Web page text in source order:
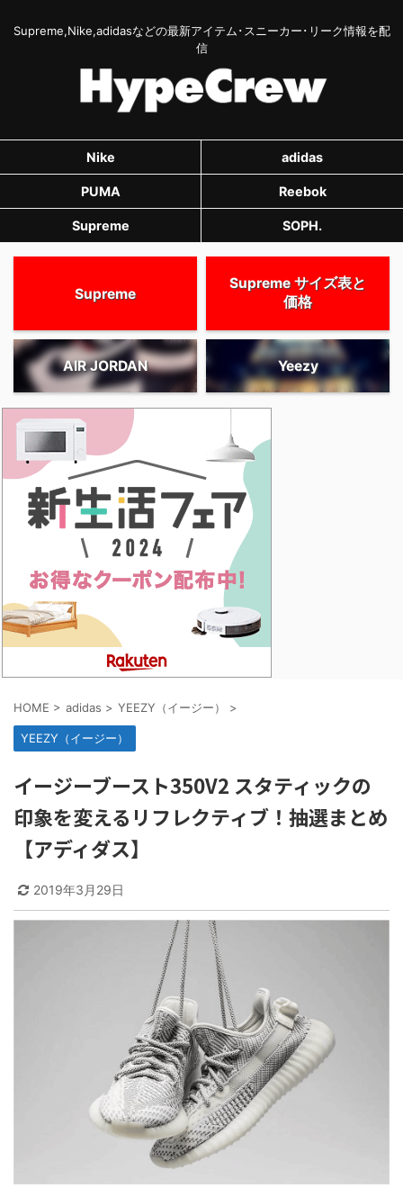
Supreme,Nike,adidasなどの最新アイテム･スニーカー･リーク情報を配
信
Nike adidas
PUMA Reebok
Supreme SOPH.
Supreme
Supreme サイズ表と
価格
AIR JORDAN Yeezy
HOME > adidas > YEEZY（イージー） >
YEEZY（イージー）
イージーブースト350V2 スタティックの
印象を変えるリフレクティブ！抽選まとめ
【アディダス】
2019年3月29日